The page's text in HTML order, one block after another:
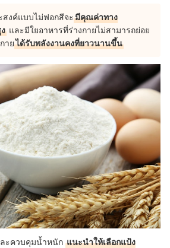
สงค์แบบไม่ฟอกสีจะมีคุณค่าทาง
และมีใยอาหารที่ร่างกายไม่สามารถย่อย
ายได้รับพลังงานคงที่ยาวนานขึ้น
ะควบคุมน้ำหนัก แนะนำให้เลือกแป้ง